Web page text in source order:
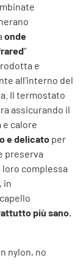
onde
”
e
all’interno del
Il termostato
assicurando il
e calore
e delicato per
preserva
complessa
in
più sano.
nylon, no